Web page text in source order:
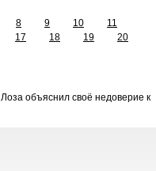
8 9 10
11
17 18 19
20
Лоза объяснил своё недоверие к